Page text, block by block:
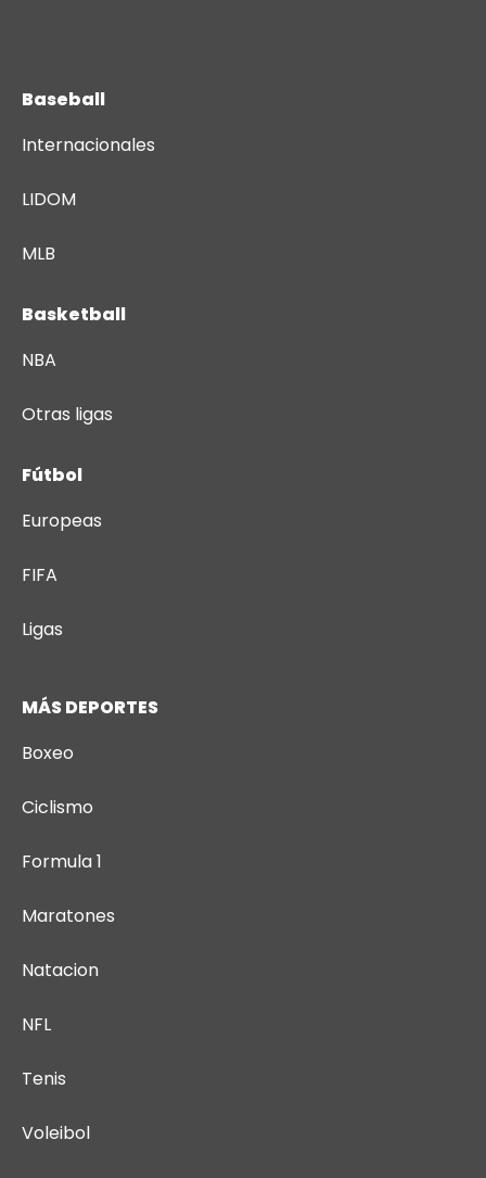
Baseball
Internacionales
LIDOM
MLB
Basketball
NBA
Otras ligas
Fútbol
Europeas
FIFA
Ligas
MÁS DEPORTES
Boxeo
Ciclismo
Formula 1
Maratones
Natacion
NFL
Tenis
Voleibol